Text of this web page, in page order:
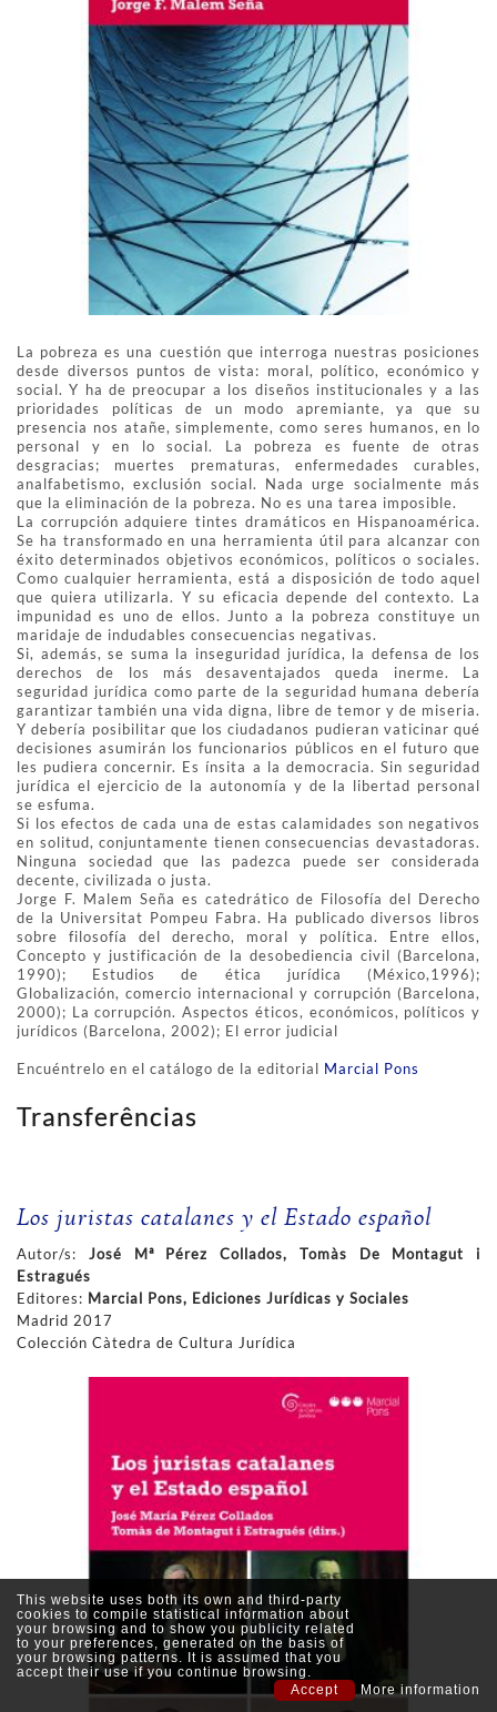
La pobreza es una cuestión que interroga nuestras posiciones
desde diversos puntos de vista: moral, político, económico y
social. Y ha de preocupar a los diseños institucionales y a las
prioridades políticas de un modo apremiante, ya que su
presencia nos atañe, simplemente, como seres humanos, en lo
personal y en lo social. La pobreza es fuente de otras
desgracias; muertes prematuras, enfermedades curables,
analfabetismo, exclusión social. Nada urge socialmente más
que la eliminación de la pobreza. No es una tarea imposible.
La corrupción adquiere tintes dramáticos en Hispanoamérica.
Se ha transformado en una herramienta útil para alcanzar con
éxito determinados objetivos económicos, políticos o sociales.
Como cualquier herramienta, está a disposición de todo aquel
que quiera utilizarla. Y su eficacia depende del contexto. La
impunidad es uno de ellos. Junto a la pobreza constituye un
maridaje de indudables consecuencias negativas.
Si, además, se suma la inseguridad jurídica, la defensa de los
derechos de los más desaventajados queda inerme. La
seguridad jurídica como parte de la seguridad humana debería
garantizar también una vida digna, libre de temor y de miseria.
Y debería posibilitar que los ciudadanos pudieran vaticinar qué
decisiones asumirán los funcionarios públicos en el futuro que
les pudiera concernir. Es ínsita a la democracia. Sin seguridad
jurídica el ejercicio de la autonomía y de la libertad personal
se esfuma.
Si los efectos de cada una de estas calamidades son negativos
en solitud, conjuntamente tienen consecuencias devastadoras.
Ninguna sociedad que las padezca puede ser considerada
decente, civilizada o justa.
Jorge F. Malem Seña es catedrático de Filosofía del Derecho
de la Universitat Pompeu Fabra. Ha publicado diversos libros
sobre filosofía del derecho, moral y política. Entre ellos,
Concepto y justificación de la desobediencia civil (Barcelona,
1990); Estudios de ética jurídica (México,1996);
Globalización, comercio internacional y corrupción (Barcelona,
2000); La corrupción. Aspectos éticos, económicos, políticos y
jurídicos (Barcelona, 2002); El error judicial
Encuéntrelo en el catálogo de la editorial Marcial Pons
Transferências
Los juristas catalanes y el Estado español
Autor/s: José Mª Pérez Collados, Tomàs De Montagut i
Estragués
Editores: Marcial Pons, Ediciones Jurídicas y Sociales
Madrid 2017
Colección Càtedra de Cultura Jurídica
This website uses both its own and third-party
cookies to compile statistical information about
your browsing and to show you publicity related
to your preferences, generated on the basis of
your browsing patterns. It is assumed that you
accept their use if you continue browsing.
Accept
More information